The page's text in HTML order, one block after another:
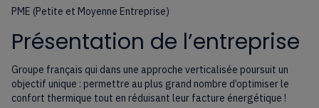
PME (Petite et Moyenne Entreprise)
Présentation de l’entreprise
Groupe français qui dans une approche verticalisée poursuit un
objectif unique : permettre au plus grand nombre d’optimiser le
confort thermique tout en réduisant leur facture énergétique !